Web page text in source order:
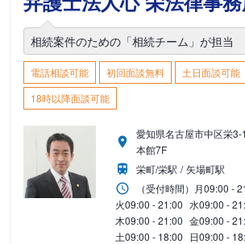
相続案件のための「相続チーム」が担当
電話相談可能 初回面談無料
土日面談可能
18時以降面談可能
愛知県名古屋市中区栄
本館7F
栄町/栄駅
矢場町駅
（受付時間） 月09:00 -
火09:00 - 21:00 水09:00 -
木09:00 - 21:00 金09:00 -
土09:00 - 18:00 日09:00 -